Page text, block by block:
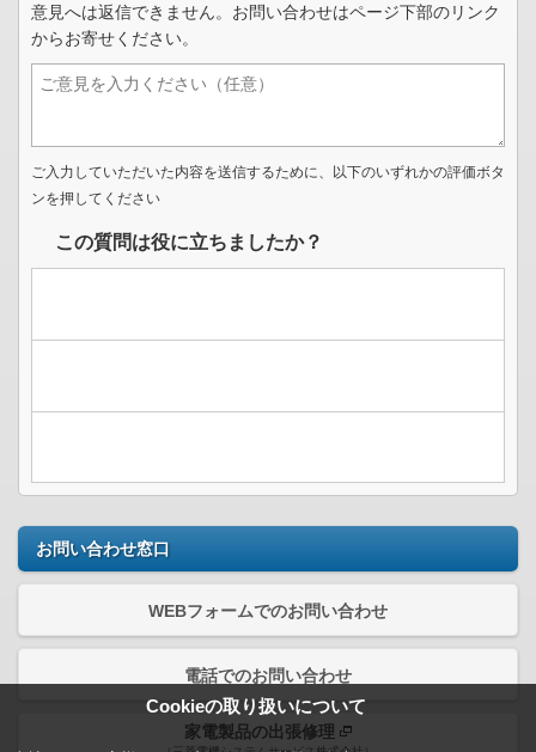
Cookieの取り扱いについて
意見へは返信できません。お問い合わせはページ下部のリンク
からお寄せください。
ご入力していただいた内容を送信するために、以下のいずれかの評価ボタ
ンを押してください
この質問は役に立ちましたか？
お問い合わせ窓口
WEBフォームでのお問い合わせ
電話でのお問い合わせ
家電製品の出張修理